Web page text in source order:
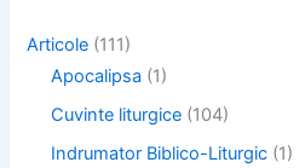
Articole (111)
Apocalipsa (1)
Cuvinte liturgice (104)
Indrumator Biblico-Liturgic (1)